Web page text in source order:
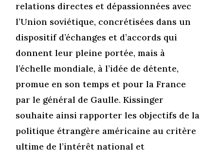
relations directes et dépassionnées avec
l’Union soviétique, concrétisées dans un
dispositif d’échanges et d’accords qui
donnent leur pleine portée, mais à
l’échelle mondiale, à l’idée de détente,
promue en son temps et pour la France
par le général de Gaulle. Kissinger
souhaite ainsi rapporter les objectifs de la
politique étrangère américaine au critère
ultime de l’intérêt national et